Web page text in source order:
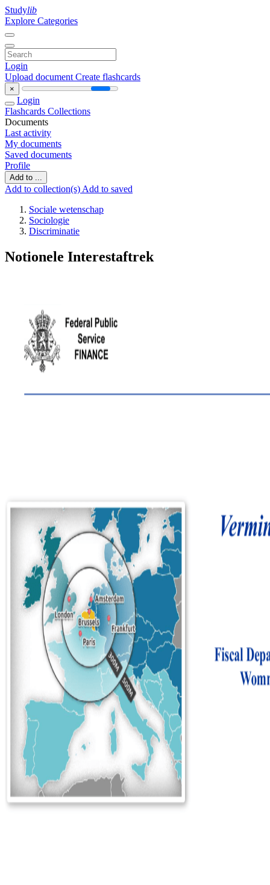
Studylib
Explore Categories
Login
Upload document Create flashcards
×
Login
Flashcards Collections
Documents
Last activity
My documents
Saved documents
Profile
Add to ...
Add to collection(s) Add to saved
Sociale wetenschap
Sociologie
Discriminatie
Notionele Interestaftrek